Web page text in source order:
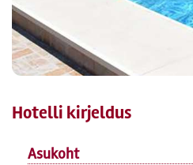
Hotelli kirjeldus
Asukoht